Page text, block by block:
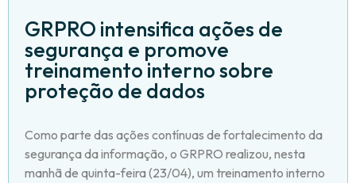
GRPRO intensifica ações de
segurança e promove
treinamento interno sobre
proteção de dados
Como parte das ações contínuas de fortalecimento da
segurança da informação, o GRPRO realizou, nesta
manhã de quinta-feira (23/04), um treinamento interno